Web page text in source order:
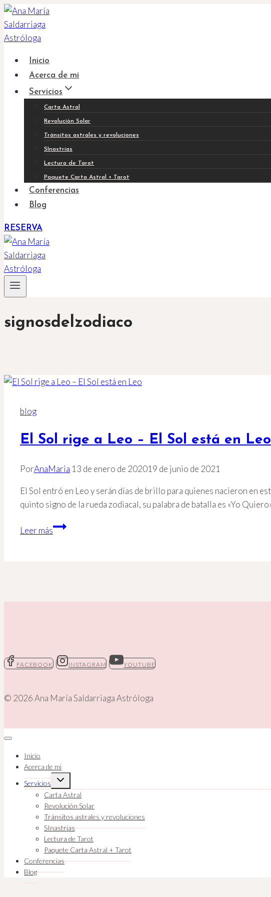
Saltar
al
contenido
Inicio
Acerca de mi
Servicios
Carta Astral
Revolución Solar
Tránsitos astrales y revoluciones
SInastrias
Lectura de Tarot
Paquete Carta Astral + Tarot
Conferencias
Blog
RESERVA
signosdelzodiaco
blog
El Sol rige a Leo – El Sol está en Leo
PorAnaMaria 13 de enero de 202019 de junio de 2021
El Sol entró en Leo y serán días de brillo para quienes nacieron en
quinto signo de la rueda zodiacal, su palabra de batalla es «Yo
Leer másEl
Leo
FACEBOOK INSTAGRAM YOUTUBE
© 2026 Ana María Saldarriaga Astróloga
Inicio
Acerca de mi
Servicios
Ampliar
el
menú
hijo
Carta Astral
Revolución Solar
Tránsitos astrales y revoluciones
SInastrias
Lectura de Tarot
Paquete Carta Astral + Tarot
Conferencias
Blog